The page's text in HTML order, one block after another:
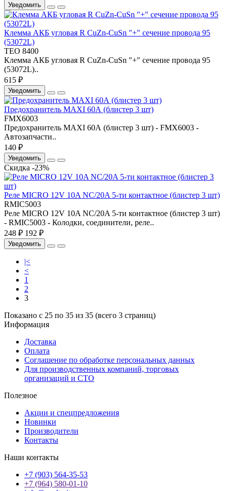
Уведомить
Клемма АКБ угловая R CuZn-CuSn "+" сечение провода 95
(53072L)
TEO 8400
Клемма АКБ угловая R CuZn-CuSn "+" сечение провода 95
(53072L)..
615 ₽
Уведомить
Предохранитель MAXI 60А (блистер 3 шт)
FMX6003
Предохранитель MAXI 60А (блистер 3 шт) - FMX6003 -
Автозапчасти..
140 ₽
Уведомить
Скидка -23%
Реле MICRO 12V 10A NC/20A 5-ти контактное (блистер 3 шт)
RMIC5003
Реле MICRO 12V 10A NC/20A 5-ти контактное (блистер 3 шт)
- RMIC5003 - Колодки, соединители, реле..
248 ₽ 192 ₽
Уведомить
|<
<
1
2
3
Показано с 25 по 35 из 35 (всего 3 страниц)
Информация
Доставка
Оплата
Соглашение по обработке персональных данных
Для производственных компаний, торговых
организаций и СТО
Полезное
Акции и спецпредложения
Новинки
Производители
Контакты
Наши контакты
+7 (903) 564-35-53
+7 (964) 580-01-10